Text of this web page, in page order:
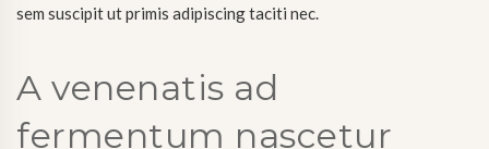
sem suscipit ut primis adipiscing taciti nec.
A venenatis ad
fermentum nascetur